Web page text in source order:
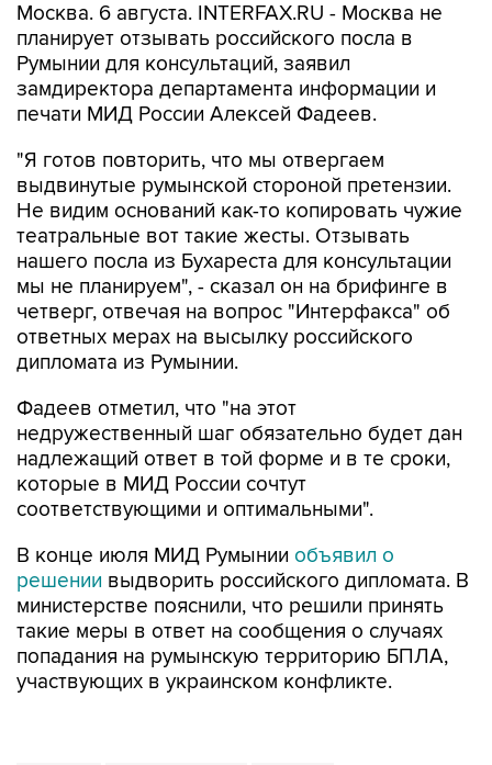
Москва. 6 августа. INTERFAX.RU - Москва не
планирует отзывать российского посла в
Румынии для консультаций, заявил
замдиректора департамента информации и
печати МИД России Алексей Фадеев.
"Я готов повторить, что мы отвергаем
выдвинутые румынской стороной претензии.
Не видим оснований как-то копировать чужие
театральные вот такие жесты. Отзывать
нашего посла из Бухареста для консультации
мы не планируем", - сказал он на брифинге в
четверг, отвечая на вопрос "Интерфакса" об
ответных мерах на высылку российского
дипломата из Румынии.
Фадеев отметил, что "на этот
недружественный шаг обязательно будет дан
надлежащий ответ в той форме и в те сроки,
которые в МИД России сочтут
соответствующими и оптимальными".
В конце июля МИД Румынии объявил о
решении выдворить российского дипломата. В
министерстве пояснили, что решили принять
такие меры в ответ на сообщения о случаях
попадания на румынскую территорию БПЛА,
участвующих в украинском конфликте.